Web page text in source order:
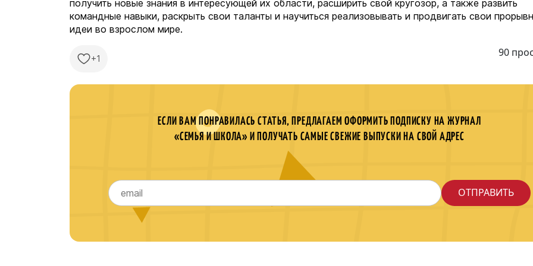
получить новые знания в интересующей их области, расширить свой кругозор, а также развить
командные навыки, раскрыть свои таланты и научиться реализовывать и продвигать свои
идеи во взрослом мире.
+1 90
ЕСЛИ ВАМ ПОНРАВИЛАСЬ СТАТЬЯ, ПРЕДЛАГАЕМ ОФОРМИТЬ ПОДПИСКУ НА ЖУРНАЛ
«СЕМЬЯ И ШКОЛА» И ПОЛУЧАТЬ САМЫЕ СВЕЖИЕ ВЫПУСКИ НА СВОЙ АДРЕС